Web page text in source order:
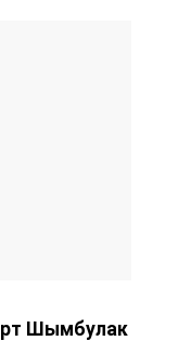
Шымбулак